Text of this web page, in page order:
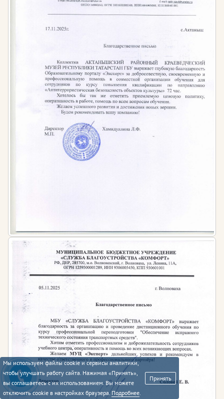
Мы используем файлы cookie и сервисы аналитики,
чтобы улучшать работу сайта. Нажимая «Принять»,
вы соглашаетесь с их использованием. Вы можете
отключить cookie в настройках браузера.Подробнее.
Принять